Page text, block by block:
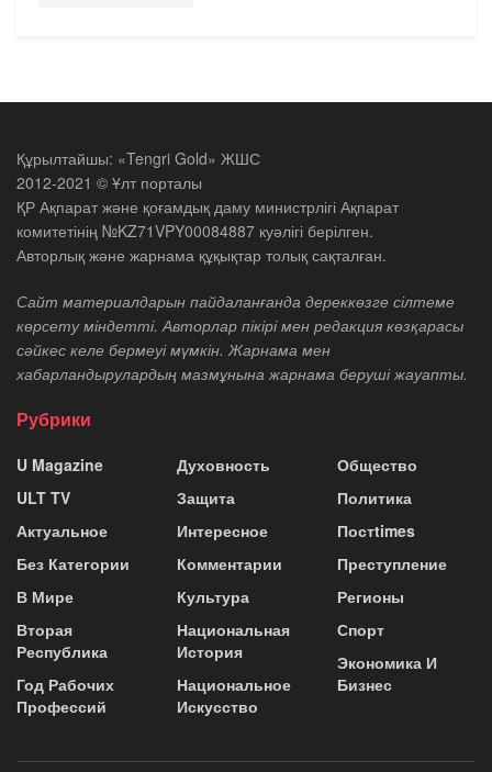
Құрылтайшы: «Tengri Gold» ЖШС
2012-2021 © Ұлт порталы
ҚР Ақпарат және қоғамдық даму министрлігі Ақпарат
комитетінің №KZ71VPY00084887 куәлігі берілген.
Авторлық және жарнама құқықтар толық сақталған.
Сайт материалдарын пайдаланғанда дереккөзге сілтеме
көрсету міндетті. Авторлар пікірі мен редакция көзқарасы
сәйкес келе бермеуі мүмкін. Жарнама мен
хабарландырулардың мазмұнына жарнама беруші жауапты.
Рубрики
U Magazine
ULT TV
Актуальное
Без Категории
В Мире
Вторая
Республика
Год Рабочих
Профессий
Духовность
Защита
Интересное
Комментарии
Культура
Национальная
История
Национальное
Искусство
Общество
Политика
Постtimes
Преступление
Регионы
Спорт
Экономика И
Бизнес